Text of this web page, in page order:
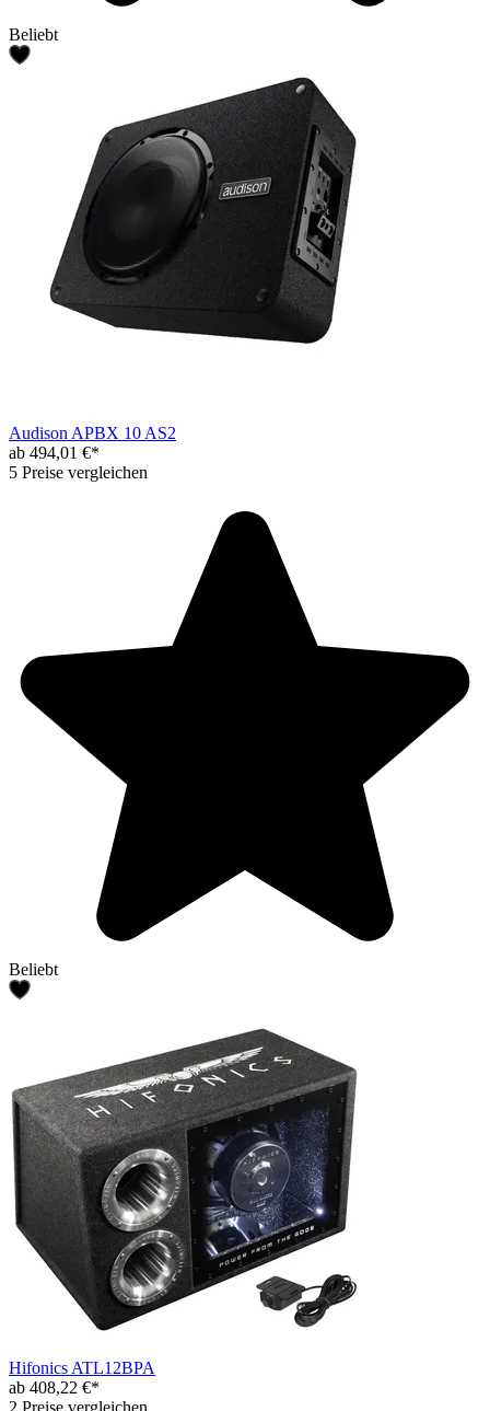
Beliebt
Audison APBX 10 AS2
ab 494,01 €*
5 Preise vergleichen
Beliebt
Hifonics ATL12BPA
ab 408,22 €*
2 Preise vergleichen